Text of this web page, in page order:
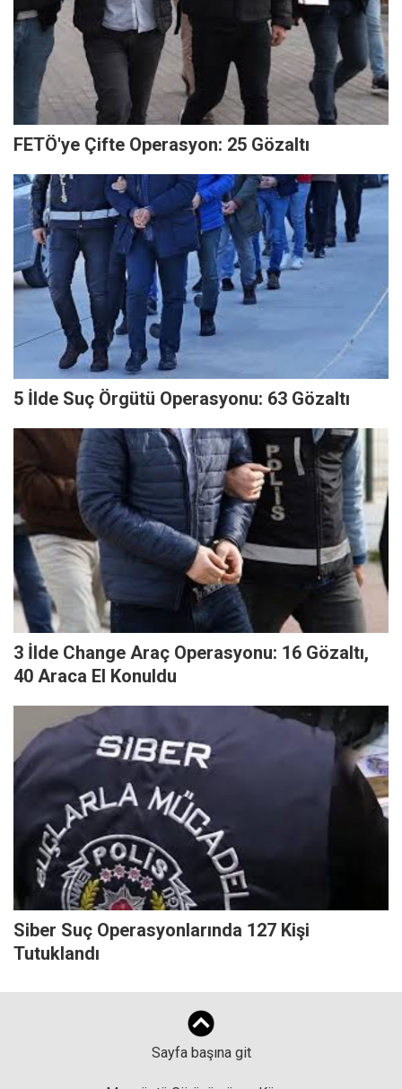
FETÖ'ye Çifte Operasyon: 25 Gözaltı
5 İlde Suç Örgütü Operasyonu: 63 Gözaltı
3 İlde Change Araç Operasyonu: 16 Gözaltı,
40 Araca El Konuldu
Siber Suç Operasyonlarında 127 Kişi
Tutuklandı
Sayfa başına git